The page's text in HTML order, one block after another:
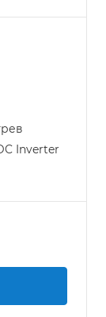
Inverter